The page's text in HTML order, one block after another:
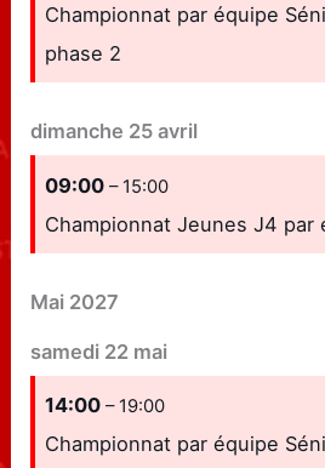
Championnat par équipe
phase 2
dimanche 25 avril
09:00– 15:00
Championnat Jeunes J4 par
Mai 2027
samedi 22 mai
14:00– 19:00
Championnat par équipe